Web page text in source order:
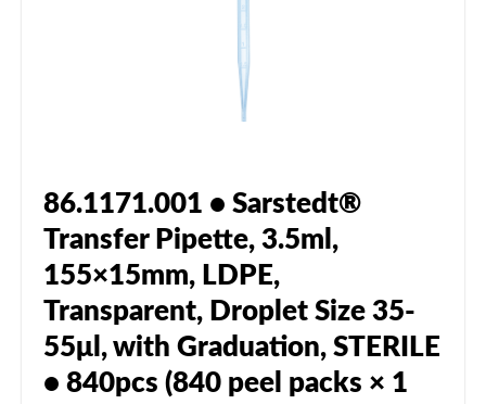
86.1171.001 • Sarstedt®
Transfer Pipette, 3.5ml,
155×15mm, LDPE,
Transparent, Droplet Size 35-
55μl, with Graduation, STERILE
• 840pcs (840 peel packs × 1